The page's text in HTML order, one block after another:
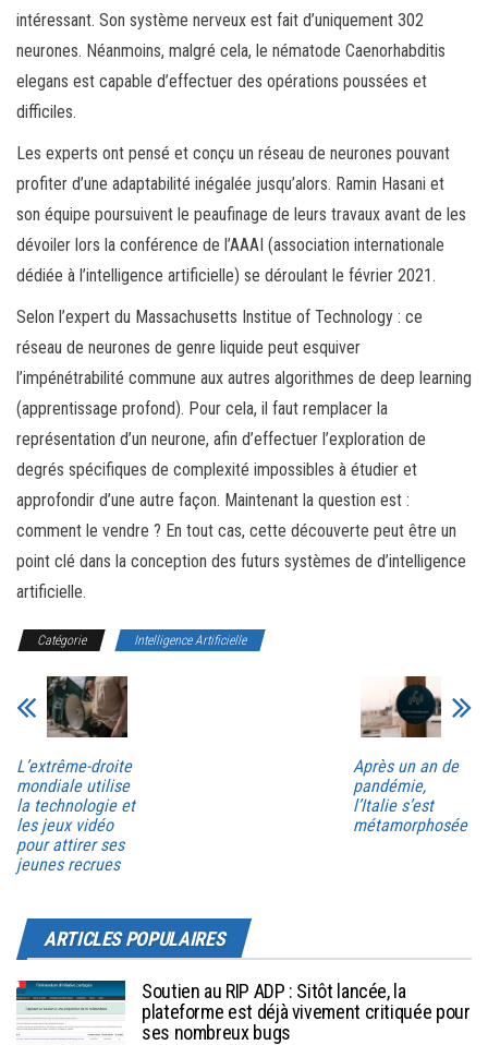
intéressant. Son système nerveux est fait d’uniquement 302
neurones. Néanmoins, malgré cela, le nématode Caenorhabditis
elegans est capable d’effectuer des opérations poussées et
difficiles.
Les experts ont pensé et conçu un réseau de neurones pouvant
profiter d’une adaptabilité inégalée jusqu’alors. Ramin Hasani et
son équipe poursuivent le peaufinage de leurs travaux avant de les
dévoiler lors la conférence de l’AAAI (association internationale
dédiée à l’intelligence artificielle) se déroulant le février 2021.
Selon l’expert du Massachusetts Institue of Technology : ce
réseau de neurones de genre liquide peut esquiver
l’impénétrabilité commune aux autres algorithmes de deep learning
(apprentissage profond). Pour cela, il faut remplacer la
représentation d’un neurone, afin d’effectuer l’exploration de
degrés spécifiques de complexité impossibles à étudier et
approfondir d’une autre façon. Maintenant la question est :
comment le vendre ? En tout cas, cette découverte peut être un
point clé dans la conception des futurs systèmes de d’intelligence
artificielle.
Catégorie Intelligence Artificielle
L’extrême-droite
mondiale utilise
la technologie et
les jeux vidéo
pour attirer ses
jeunes recrues
Après un an de
pandémie,
l’Italie s’est
métamorphosée
ARTICLES POPULAIRES
Soutien au RIP ADP : Sitôt lancée, la
plateforme est déjà vivement critiquée pour
ses nombreux bugs